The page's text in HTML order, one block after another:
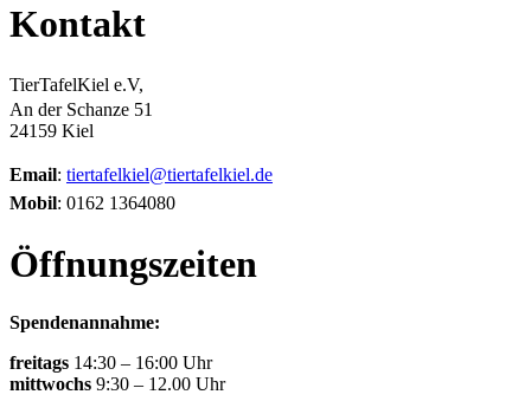
Kontakt
TierTafelKiel e.V,
An der Schanze 51
24159 Kiel
Email: tiertafelkiel@tiertafelkiel.de
Mobil: 0162 1364080
Öffnungszeiten
Spendenannahme:
freitags 14:30 – 16:00 Uhr
mittwochs 9:30 – 12.00 Uhr